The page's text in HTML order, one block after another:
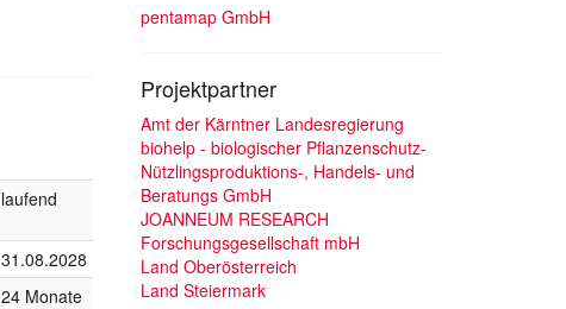
laufend
31.08.2028
24 Monate
pentamap GmbH
Projektpartner
Amt der Kärntner Landesregierung
biohelp - biologischer Pflanzenschutz-
Nützlingsproduktions-, Handels- und
Beratungs GmbH
JOANNEUM RESEARCH
Forschungsgesellschaft mbH
Land Oberösterreich
Land Steiermark